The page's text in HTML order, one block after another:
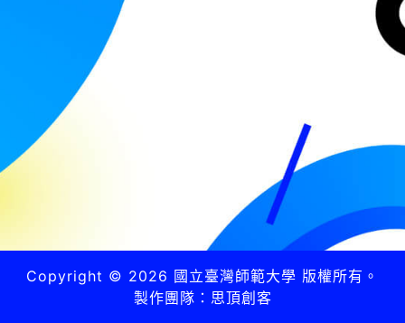
Copyright © 2026 國立臺灣師範大學 版權所有。
製作團隊：思頂創客